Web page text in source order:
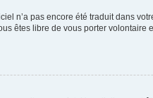
n’a pas encore été traduit dans
êtes libre de vous porter